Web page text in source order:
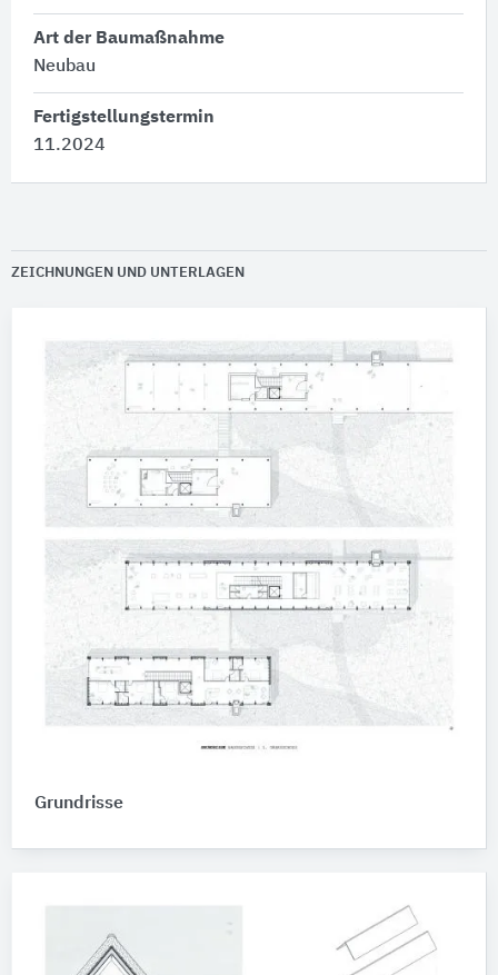
Art der Baumaßnahme
Neubau
Fertigstellungstermin
11.2024
ZEICHNUNGEN UND UNTERLAGEN
Grundrisse